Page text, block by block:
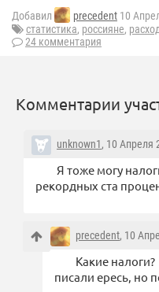
Добавил precedent 10
статистика, россияне,
24 комментария
Комментарии
unknown1, 10 Апреля
Я тоже могу
рекордных ста
precedent, 10
Какие
писали ересь, но